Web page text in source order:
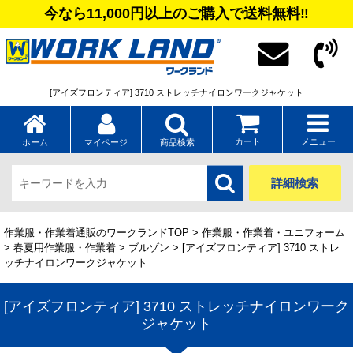
今なら11,000円以上のご購入で送料無料‼
[アイズフロンティア] 3710 ストレッチナイロンワークジャケット
ホーム マイページ 商品検索 カート メニュー
詳細検索
作業服・作業着通販のワークランドTOP > 作業服・作業着・ユニフォーム
> 春夏用作業服・作業着 > ブルゾン > [アイズフロンティア] 3710 ストレ
ッチナイロンワークジャケット
[アイズフロンティア] 3710 ストレッチナイロンワーク
ジャケット